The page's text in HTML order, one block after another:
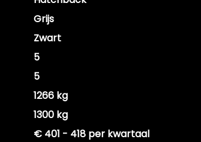
Grijs
Zwart
5
5
1266 kg
1300 kg
€ 401 - 418 per kwartaal